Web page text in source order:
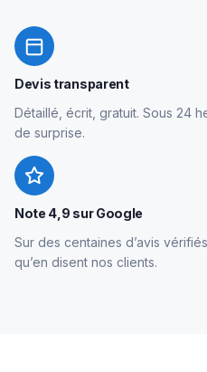
Devis transparent
Détaillé, écrit, gratuit. Sous 24
de surprise.
Note 4,9 sur Google
Sur des centaines d’avis
qu’en disent nos clients.